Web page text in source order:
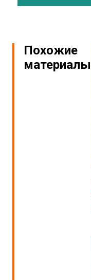
Похожие
материалы